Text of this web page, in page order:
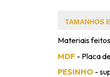
TAMANHOS
Materiais
MDF - Placa
PESINHO -